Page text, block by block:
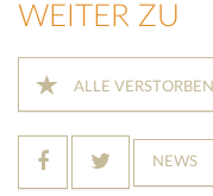
WEITER ZU
ALLE
NEWS